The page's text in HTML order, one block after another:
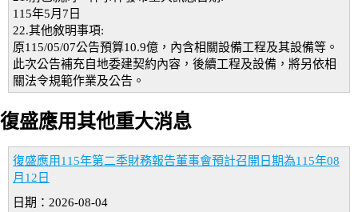
115年5月7日
22.其他敘明事項:
原115/05/07公告預算10.9億，內含相關設備工程及其設備等。
此次公告補充自地委建契約內容，後續工程及設備，將另依相
關法令規範作業及公告。
復盛應用其他重大消息
復盛應用115年第二季財務報告董事會預計召開日期為115年08
月12日
日期：2026-08-04